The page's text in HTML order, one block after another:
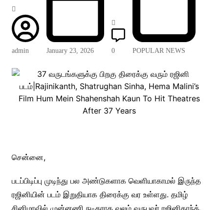
admin January 23, 2026 0 POPULAR NEWS
சென்னை,
படப்பிடிப்பு முடிந்து பல அண்டுகளாக வெளியாகாமல் இருந்த
ரஜினியின் படம் இறுதியாக திரைக்கு வர உள்ளது. தமிழ்
சினிமாவில் முன்னணி நடிகராக வலம் வருபவர் ரஜினிகாந்த்.